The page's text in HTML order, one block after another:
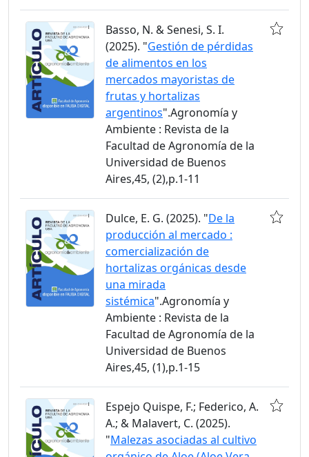
Basso, N. & Senesi, S. I.
(2025). "Gestión de pérdidas
de alimentos en los
mercados mayoristas de
frutas y hortalizas
argentinos".Agronomía y
Ambiente : Revista de la
Facultad de Agronomía de la
Universidad de Buenos
Aires,45, (2),p.1-11
Dulce, E. G. (2025). "De la
producción al mercado :
comercialización de
hortalizas orgánicas desde
una mirada
sistémica".Agronomía y
Ambiente : Revista de la
Facultad de Agronomía de la
Universidad de Buenos
Aires,45, (1),p.1-15
Espejo Quispe, F.; Federico, A.
A.; & Malavert, C. (2025).
"Malezas asociadas al cultivo